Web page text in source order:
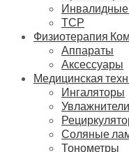
Инвалидные
ТСР
Физиотерапия
Аппараты
Аксессуары
Медицинская
Ингаляторы
Соляные
Тонометры